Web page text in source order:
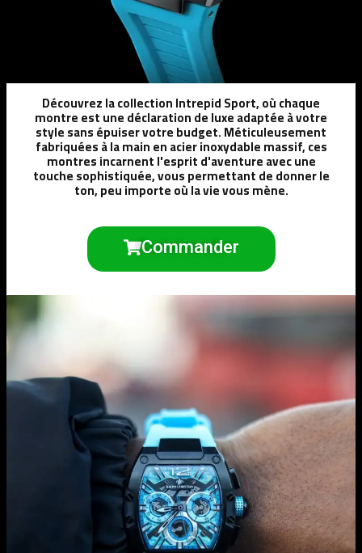
Découvrez la collection Intrepid Sport, où chaque
montre est une déclaration de luxe adaptée à votre
style sans épuiser votre budget. Méticuleusement
fabriquées à la main en acier inoxydable massif, ces
montres incarnent l'esprit d'aventure avec une
touche sophistiquée, vous permettant de donner le
ton, peu importe où la vie vous mène.
Commander